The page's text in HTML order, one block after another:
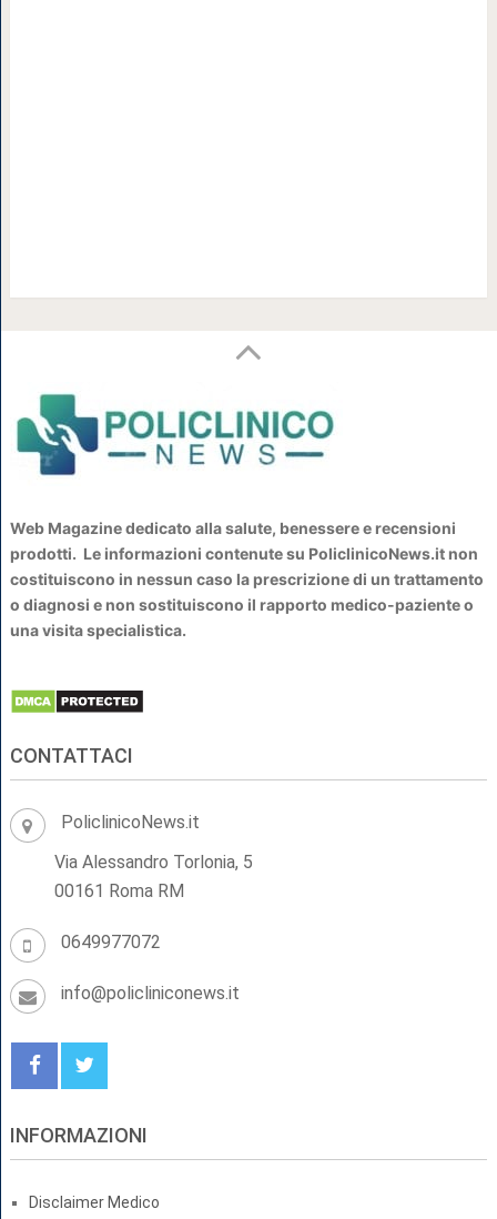
Web Magazine dedicato alla salute, benessere e recensioni
prodotti. Le informazioni contenute su PoliclinicoNews.it non
costituiscono in nessun caso la prescrizione di un trattamento
o diagnosi e non sostituiscono il rapporto medico-paziente o
una visita specialistica.
CONTATTACI
PoliclinicoNews.it
Via Alessandro Torlonia, 5
00161 Roma RM
0649977072
info@policliniconews.it
INFORMAZIONI
Disclaimer Medico